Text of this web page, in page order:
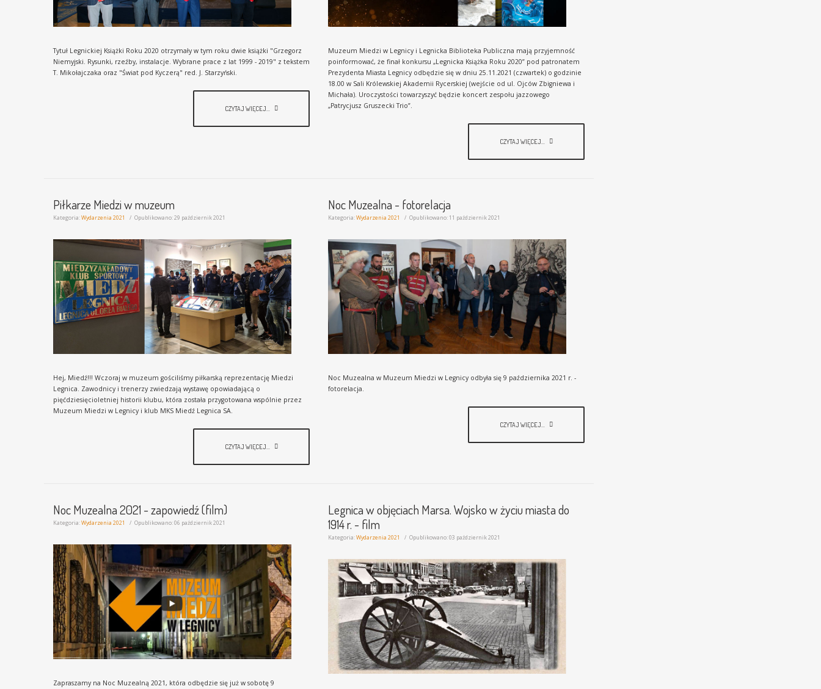
Tytuł Legnickiej Książki Roku 2020 otrzymały w tym roku dwie książki "Grzegorz
Niemyjski. Rysunki, rzeźby, instalacje. Wybrane prace z lat 1999 - 2019" z tekstem
T. Mikołajczaka oraz "Świat pod Kyczerą" red. J. Starzyński.
CZYTAJ WIĘCEJ...
Muzeum Miedzi w Legnicy i Legnicka Biblioteka Publiczna mają przyjemność
poinformować, że finał konkursu „Legnicka Książka Roku 2020” pod patronatem
Prezydenta Miasta Legnicy odbędzie się w dniu 25.11.2021 (czwartek) o godzinie
18.00 w Sali Królewskiej Akademii Rycerskiej (wejście od ul. Ojców Zbigniewa i
Michała). Uroczystości towarzyszyć będzie koncert zespołu jazzowego
„Patrycjusz Gruszecki Trio”.
CZYTAJ WIĘCEJ...
Piłkarze Miedzi w muzeum
Kategoria:Wydarzenia 2021 Opublikowano: 29 październik 2021
Hej, Miedź!!! Wczoraj w muzeum gościliśmy piłkarską reprezentację Miedzi
Legnica. Zawodnicy i trenerzy zwiedzają wystawę opowiadającą o
pięćdziesięcioletniej historii klubu, która została przygotowana wspólnie przez
Muzeum Miedzi w Legnicy i klub MKS Miedź Legnica SA.
CZYTAJ WIĘCEJ...
Noc Muzealna - fotorelacja
Kategoria:Wydarzenia 2021 Opublikowano: 11 październik 2021
Noc Muzealna w Muzeum Miedzi w Legnicy odbyła się 9 października 2021 r. -
fotorelacja.
CZYTAJ WIĘCEJ...
Noc Muzealna 2021 - zapowiedź (film)
Kategoria:Wydarzenia 2021 Opublikowano: 06 październik 2021
Zapraszamy na Noc Muzealną 2021, która odbędzie się już w sobotę 9
Legnica w objęciach Marsa. Wojsko w życiu miasta do
1914 r. - film
Kategoria:Wydarzenia 2021 Opublikowano: 03 październik 2021